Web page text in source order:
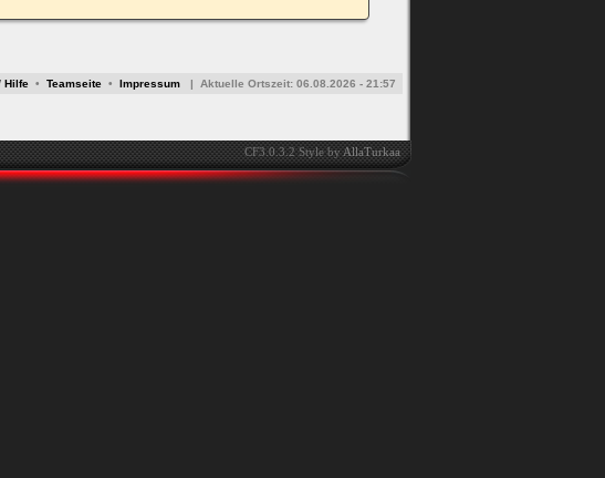
Hilfe • Teamseite • Impressum | Aktuelle Ortszeit: 06.08.2026 - 21:57
CF3.0.3.2 Style byAllaTurkaa